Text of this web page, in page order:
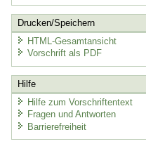
Drucken/Speichern
HTML-Gesamtansicht
Vorschrift als PDF
Hilfe
Hilfe zum Vorschriftentext
Fragen und Antworten
Barrierefreiheit